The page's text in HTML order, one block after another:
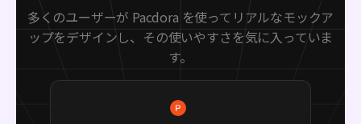
多くのユーザーが Pacdora を使ってリアルなモックア
ップをデザインし、その使いやすさを気に入っていま
す。